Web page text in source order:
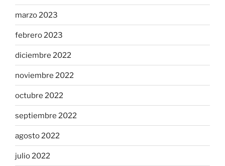
marzo 2023
febrero 2023
diciembre 2022
noviembre 2022
octubre 2022
septiembre 2022
agosto 2022
julio 2022